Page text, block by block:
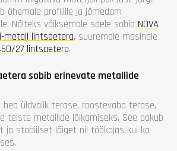
õhemale profiilile ja jämedam
Näiteks väiksemale saele sobib NOVA
metall lintsaetera, suuremale masinale
27 lintsaetera.
sobib erinevate metallide
üldvalik terase, roostevaba terase,
teiste metallide lõikamiseks. See pakub
ja stabiilset lõiget nii töökojas kui ka